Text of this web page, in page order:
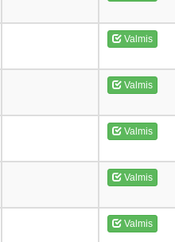
Valmis
Valmis
Valmis
Valmis
Valmis